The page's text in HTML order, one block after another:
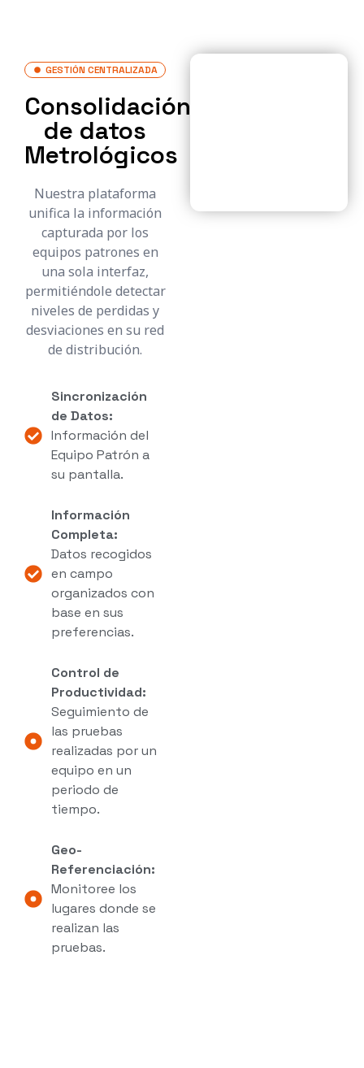
GESTIÓN CENTRALIZADA
Consolidación
de datos
Metrológicos
Nuestra plataforma
unifica la información
capturada por los
equipos patrones en
una sola interfaz,
permitiéndole detectar
niveles de perdidas y
desviaciones en su red
de distribución.
Sincronización
de Datos:
Información del
Equipo Patrón a
su pantalla.
Información
Completa:
Datos recogidos
en campo
organizados con
base en sus
preferencias.
Control de
Productividad:
Seguimiento de
las pruebas
realizadas por un
equipo en un
periodo de
tiempo.
Geo-
Referenciación:
Monitoree los
lugares donde se
realizan las
pruebas.